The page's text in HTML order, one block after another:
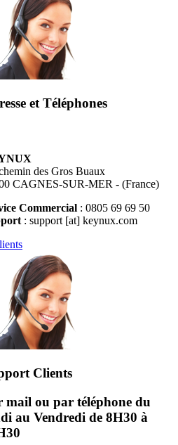
et Téléphones
des Gros Buaux
CAGNES-SUR-MER - (France)
Commercial : 0805 69 69 50
: support [at] keynux.com
Clients
mail ou par téléphone du
au Vendredi de 8H30 à